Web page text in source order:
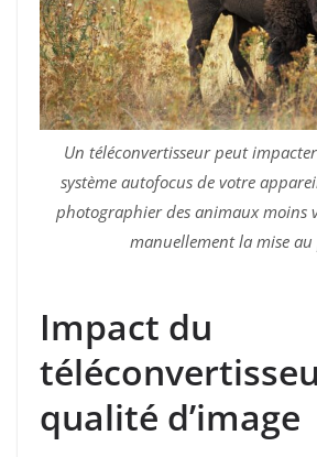
Un téléconvertisseur peut
système autofocus de votre
photographier des animaux moins
manuellement la mise
Impact du
qualité d’image